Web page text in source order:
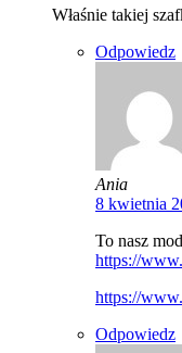
Właśnie takiej
Odpowiedz
Ania
8 kwietnia
To nasz
https://
https://
Odpowiedz